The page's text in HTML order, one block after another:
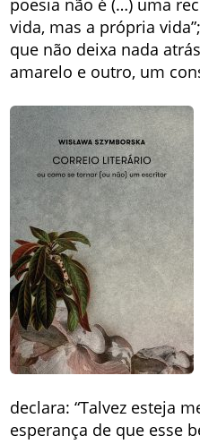
poesia não é (…) uma
vida, mas a própria
que não deixa nada
amarelo e outro, um
declara: “Talvez esteja
esperança de que esse